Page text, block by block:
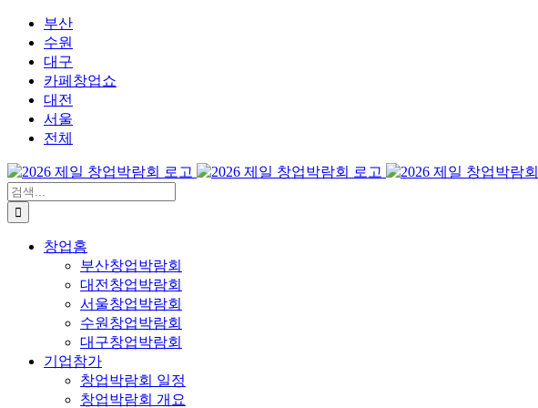
부산
수원
대구
카페창업쇼
대전
서울
전체
검
색:
창업홈
부산창업박람회
대전창업박람회
서울창업박람회
수원창업박람회
대구창업박람회
기업참가
창업박람회 일정
창업박람회 개요